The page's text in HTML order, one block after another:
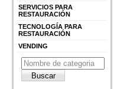
SERVICIOS PARA
RESTAURACIÓN
TECNOLOGÍA PARA
RESTAURACIÓN
VENDING